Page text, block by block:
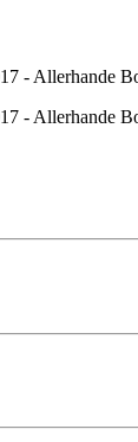
- Allerhande
- Allerhande